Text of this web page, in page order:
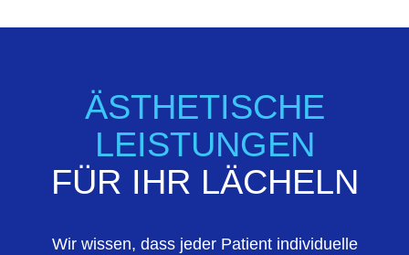
ÄSTHETISCHE
LEISTUNGEN
FÜR IHR LÄCHELN
Wir wissen, dass jeder Patient individuelle